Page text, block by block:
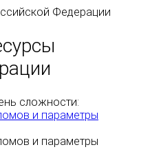
Федерации
сложности:
и параметры
и параметры